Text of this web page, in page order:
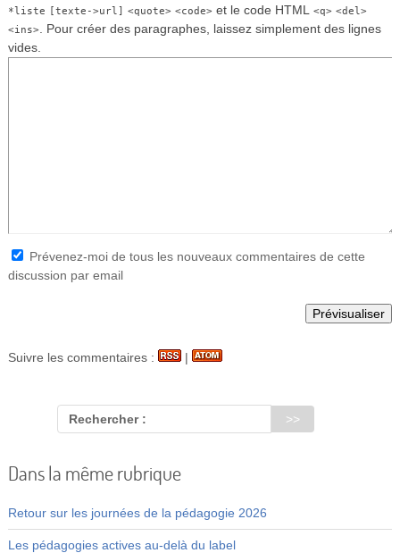
*liste [texte->url] <quote> <code>et le code HTML <q> <del>
<ins>. Pour créer des paragraphes, laissez simplement des lignes
vides.
Prévenez-moi de tous les nouveaux commentaires de cette
discussion par email
Suivre les commentaires : |
Rechercher :
Dans la même rubrique
Retour sur les journées de la pédagogie 2026
Les pédagogies actives au-delà du label